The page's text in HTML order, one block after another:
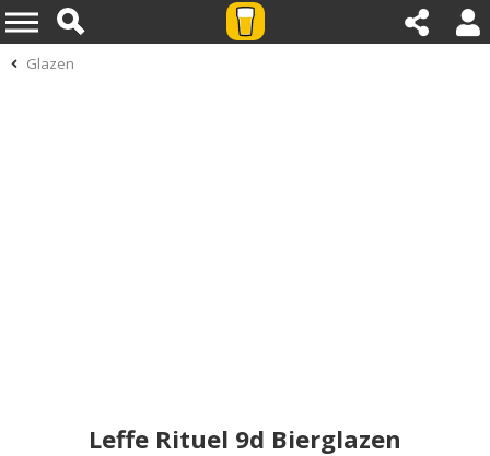
Glazen
Leffe Rituel 9d Bierglazen